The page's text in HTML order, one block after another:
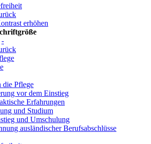
erhöhen
-
die Pflege
vor dem Einstieg
Erfahrungen
und Studium
und Umschulung
ausländischer Berufsabschlüsse